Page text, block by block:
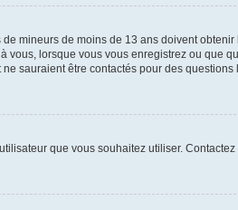
mineurs de moins de 13 ans doivent
vous, lorsque vous vous enregistrez ou que
sauraient être contactés pour des questions
que vous souhaitez utiliser.